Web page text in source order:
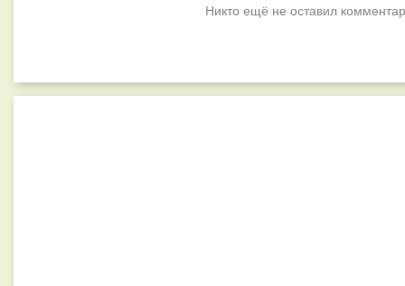
Никто ещё не оставил